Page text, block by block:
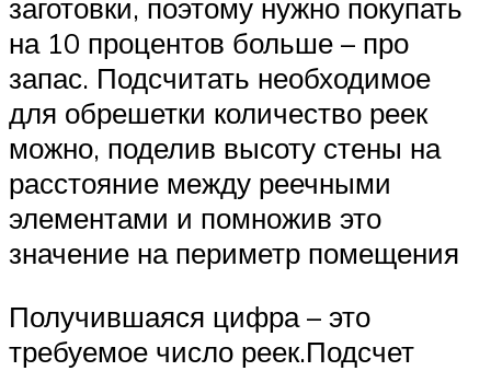
заготовки, поэтому нужно покупать
на 10 процентов больше – про
запас. Подсчитать необходимое
для обрешетки количество реек
можно, поделив высоту стены на
расстояние между реечными
элементами и помножив это
значение на периметр помещения
Получившаяся цифра – это
требуемое число реек.Подсчет